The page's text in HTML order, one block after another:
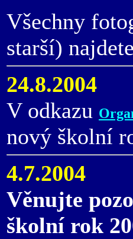
Všechny
starší)
24.8.2004
V odkazu
nový školní
4.7.2004
Věnujte
školní rok